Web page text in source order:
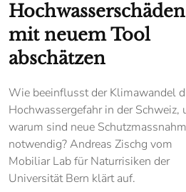
Hochwasserschäden
mit neuem Tool
abschätzen
Wie beeinflusst der Klimawandel
Hochwassergefahr in der Schweiz,
warum sind neue
notwendig? Andreas Zischg vom
Mobiliar Lab für Naturrisiken der
Universität Bern klärt auf.